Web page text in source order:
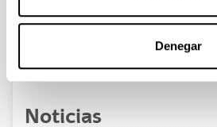
Denegar
Noticias